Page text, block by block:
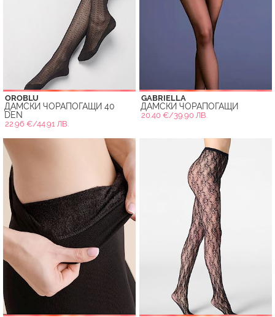
OROBLU
ДАМСКИ ЧОРАПОГАЩИ 40
DEN
22.96 €/44.91 ЛВ.
GABRIELLA
ДАМСКИ ЧОРАПОГАЩИ
20.40 €/39.90 ЛВ.